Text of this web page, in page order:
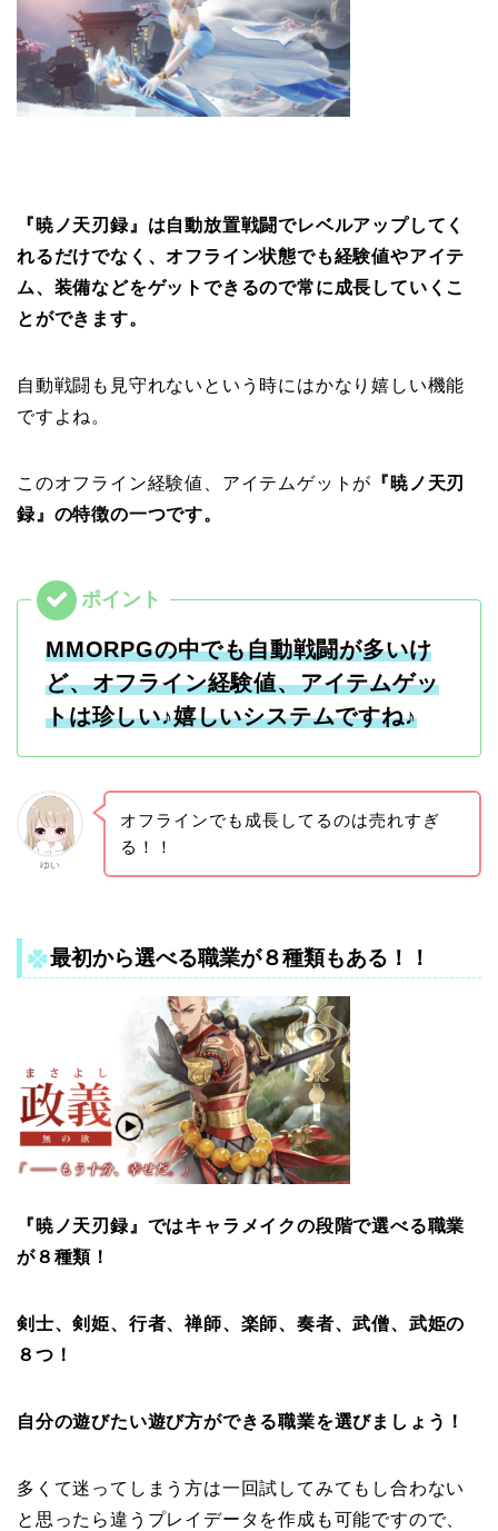
『暁ノ天刃録』は自動放置戦闘でレベルアップしてく
れるだけでなく、オフライン状態でも経験値やアイテ
ム、装備などをゲットできるので常に成長していくこ
とができます。
自動戦闘も見守れないという時にはかなり嬉しい機能
ですよね。
このオフライン経験値、アイテムゲットが 『暁ノ天刃
録』 の特徴の一つです。
MMORPGの中でも自動戦闘が多いけ
ど、オフライン経験値、アイテムゲッ
トは珍しい♪嬉しいシステムですね♪
ゆい
オフラインでも成長してるのは売れすぎ
る！！
最初から選べる職業が８種類もある！！
『暁ノ天刃録』ではキャラメイクの段階で選べる職業
が８種類！
剣士、剣姫、行者、禅師、楽師、奏者、武僧、武姫の
８つ！
自分の遊びたい遊び方ができる職業を選びましょう！
多くて迷ってしまう方は一回試してみてもし合わない
と思ったら違うプレイデータを作成も可能ですので、